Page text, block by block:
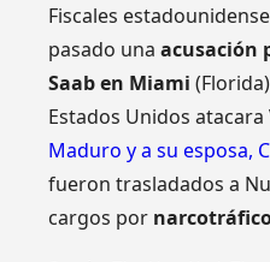
Fiscales
pasado unaacusación
Saab en Miami
Estados Unidos
Maduro y a su esposa,
fueron trasladados a
cargos por